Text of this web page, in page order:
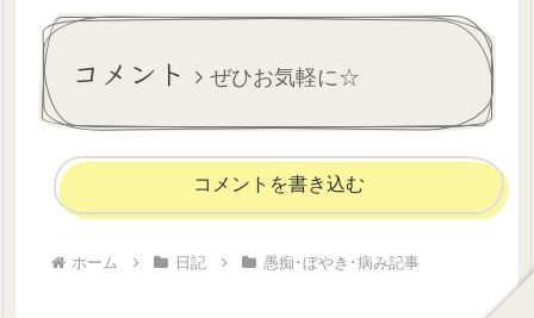
る自信がないまぁでも悪いの
は結局わたし自身だって自覚
はし...
すけど…明日も勤務一緒でこ
コメント ぜひお気軽に☆
コメントを書き込む
ホーム 日記 愚痴･ぼやき･病み記事